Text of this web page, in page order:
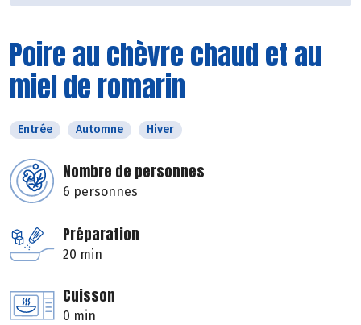
Poire au chèvre chaud et au
miel de romarin
Entrée Automne Hiver
Nombre de personnes
6 personnes
Préparation
20 min
Cuisson
0 min